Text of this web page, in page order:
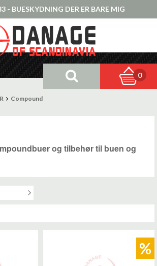
- BUESKYDNING DER ER BARE MIG
0
Compound
og tilbehør til buen og
%